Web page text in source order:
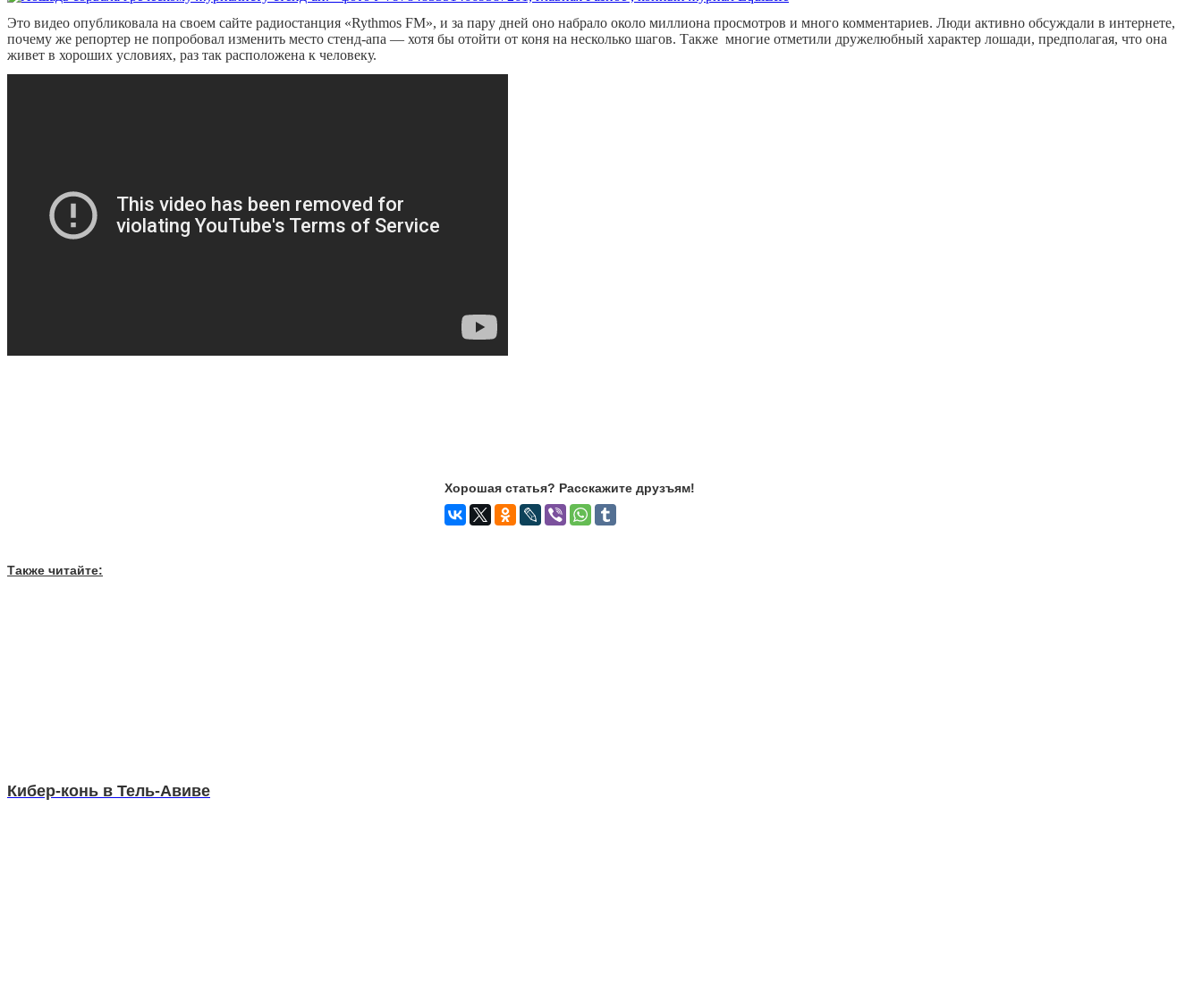
Это видео опубликовала на своем сайте радиостанция «Rythmos FM», и за пару дней оно набрало около миллиона просмотров и много комментариев. Люди активно обсуждали в интернете,
почему же репортер не попробовал изменить место стенд-апа — хотя бы отойти от коня на несколько шагов. Также многие отметили дружелюбный характер лошади, предполагая, что она
живет в хороших условиях, раз так расположена к человеку.
Хорошая статья? Расскажите друзъям!
Также читайте:
Кибер-конь в Тель-Авиве